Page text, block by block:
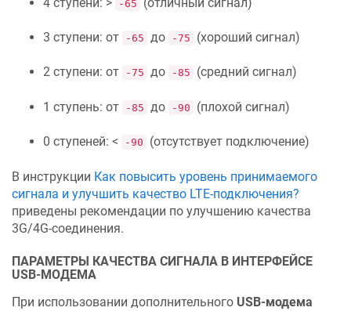
-65
3 ступени: от -65 до -75 (хороший сигнал)
2 ступени: от -75 до -85 (средний сигнал)
1 ступень: от -85 до -90 (плохой сигнал)
0 ступеней: < -90 (отсутствует подключение)
В инструкции Как повысить уровень принимаемого
сигнала и улучшить качество LTE-подключения?
приведены рекомендации по улучшению качества
3G/4G-соединения.
ПАРАМЕТРЫ КАЧЕСТВА СИГНАЛА В ИНТЕРФЕЙСЕ
USB-МОДЕМА
При использовании дополнительного USB-модема